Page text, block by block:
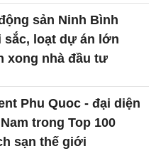
sản Ninh Bình
sắc, loạt dự án lớn
xong nhà đầu tư
Phu Quoc - đại diện
trong Top 100
sạn thế giới